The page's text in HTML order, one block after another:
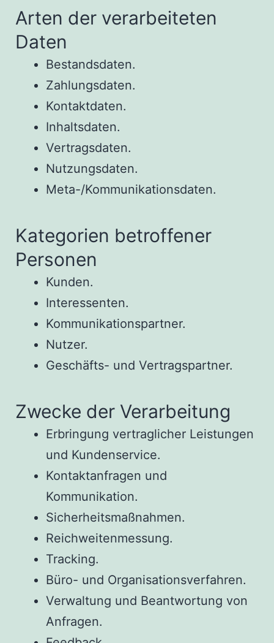
Arten der verarbeiteten
Daten
Bestandsdaten.
Zahlungsdaten.
Kontaktdaten.
Inhaltsdaten.
Vertragsdaten.
Nutzungsdaten.
Meta-/Kommunikationsdaten.
Kategorien betroffener
Personen
Kunden.
Interessenten.
Kommunikationspartner.
Nutzer.
Geschäfts- und Vertragspartner.
Zwecke der Verarbeitung
Erbringung vertraglicher Leistungen
und Kundenservice.
Kontaktanfragen und
Kommunikation.
Sicherheitsmaßnahmen.
Reichweitenmessung.
Tracking.
Büro- und Organisationsverfahren.
Verwaltung und Beantwortung von
Anfragen.